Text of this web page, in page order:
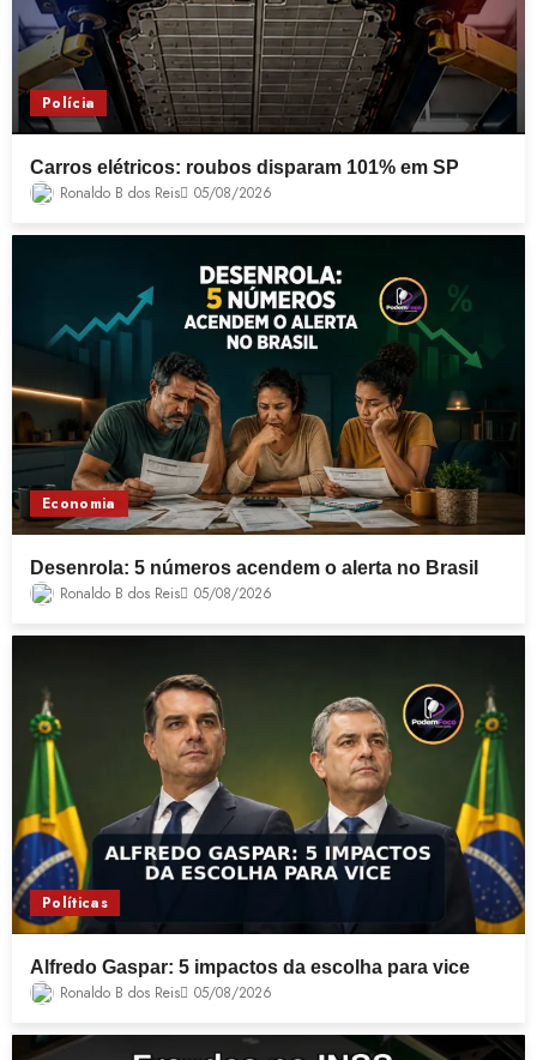
Polícia
Carros elétricos: roubos disparam 101% em SP
Ronaldo B dos Reis 05/08/2026
Economia
Desenrola: 5 números acendem o alerta no Brasil
Ronaldo B dos Reis 05/08/2026
Políticas
Alfredo Gaspar: 5 impactos da escolha para vice
Ronaldo B dos Reis 05/08/2026